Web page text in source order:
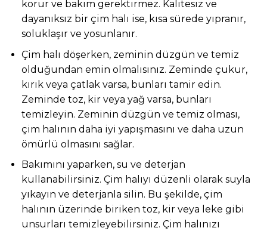
korur ve bakım gerektirmez. Kalitesiz ve
dayanıksız bir çim halı ise, kısa sürede yıpranır,
soluklaşır ve yosunlanır.
Çim halı döşerken, zeminin düzgün ve temiz
olduğundan emin olmalısınız. Zeminde çukur,
kırık veya çatlak varsa, bunları tamir edin.
Zeminde toz, kir veya yağ varsa, bunları
temizleyin. Zeminin düzgün ve temiz olması,
çim halının daha iyi yapışmasını ve daha uzun
ömürlü olmasını sağlar.
Bakımını yaparken, su ve deterjan
kullanabilirsiniz. Çim halıyı düzenli olarak suyla
yıkayın ve deterjanla silin. Bu şekilde, çim
halının üzerinde biriken toz, kir veya leke gibi
unsurları temizleyebilirsiniz. Çim halınızı